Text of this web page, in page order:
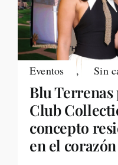
Eventos , Sin
Blu
Club
concepto
en el